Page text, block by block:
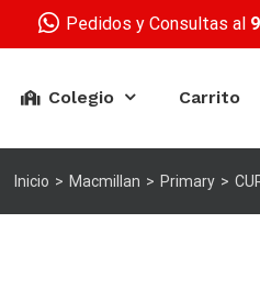
Pedidos y Consultas al
Colegio Carrito
Inicio > Macmillan > Primary >